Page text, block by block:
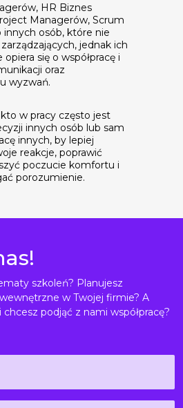
HR Biznes
Managerów, Scrum
innych osób, które nie
jednak ich
opiera się o współpracę i
oraz
wyzwań.
w pracy często jest
innych osób lub sam
innych, by lepiej
reakcje, poprawić
poczucie komfortu i
porozumienie.
szkoleń? Planujesz
w Twojej firmie? A
podjąć z nami współpracę?